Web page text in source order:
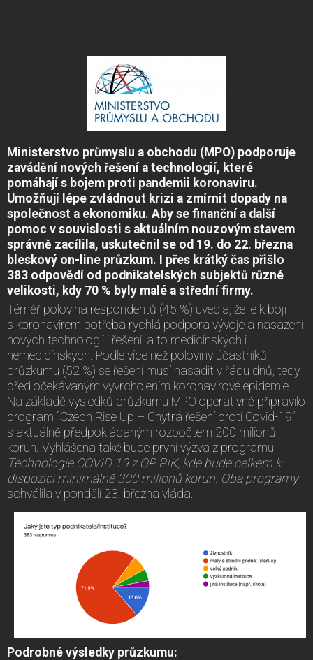
Ministerstvo průmyslu a obchodu (MPO) podporuje
zavádění nových řešení a technologií, které
pomáhají s bojem proti pandemii koronaviru.
Umožňují lépe zvládnout krizi a zmírnit dopady na
společnost a ekonomiku. Aby se finanční a další
pomoc v souvislosti s aktuálním nouzovým stavem
správně zacílila, uskutečnil se od 19. do 22. března
bleskový on-line průzkum. I přes krátký čas přišlo
383 odpovědí od podnikatelských subjektů různé
velikosti, kdy 70 % byly malé a střední firmy.
Téměř polovina respondentů (45 %) uvedla, že je k boji
s koronavirem potřeba rychlá podpora vývoje a nasazení
nových technologií i řešení, a to medicínských i
nemedicínských. Podle více než poloviny účastníků
průzkumu (52 %) se řešení musí nasadit v řádu dnů, tedy
před očekávaným vyvrcholením koronavirové epidemie.
Na základě výsledků průzkumu MPO operativně připravilo
program “Czech Rise Up – Chytrá řešení proti Covid-19”
s aktuálně předpokládaným rozpočtem 200 milionů
korun. Vyhlášena také bude první výzva z programu
Technologie COVID 19 z OP PIK, kde bude celkem k
dispozici minimálně 300 milionů korun. Oba programy
schválila v pondělí 23. března vláda.
Podrobné výsledky průzkumu: